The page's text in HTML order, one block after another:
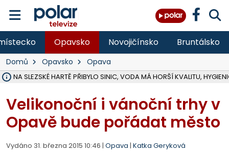
Opavsko Novojičínsko Bruntálsko
Domů Opavsko Opava
NA SLEZSKÉ HARTĚ PŘIBYLO SINIC, VODA MÁ HORŠÍ KVALITU,
Velikonoční i vánoční trhy v
Opavě bude pořádat město
Vydáno 31. března 2015 10:46 | Opava | Katka Geryková